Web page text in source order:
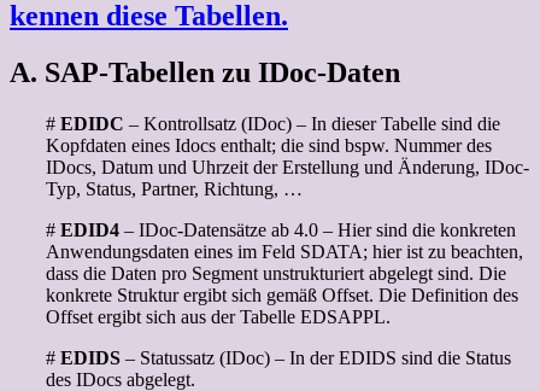
kennen diese Tabellen.
A. SAP-Tabellen zu IDoc-Daten
# EDIDC – Kontrollsatz (IDoc) – In dieser Tabelle sind die
Kopfdaten eines Idocs enthalt; die sind bspw. Nummer des
IDocs, Datum und Uhrzeit der Erstellung und Änderung, IDoc-
Typ, Status, Partner, Richtung, …
# EDID4 – IDoc-Datensätze ab 4.0 – Hier sind die konkreten
Anwendungsdaten eines im Feld SDATA; hier ist zu beachten,
dass die Daten pro Segment unstrukturiert abgelegt sind. Die
konkrete Struktur ergibt sich gemäß Offset. Die Definition des
Offset ergibt sich aus der Tabelle EDSAPPL.
# EDIDS – Statussatz (IDoc) – In der EDIDS sind die Status
des IDocs abgelegt.